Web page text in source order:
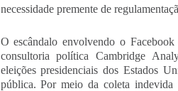
necessidade premente de
O escândalo envolvendo o
consultoria política Cambridge
eleições presidenciais dos Estados
pública. Por meio da coleta indevida